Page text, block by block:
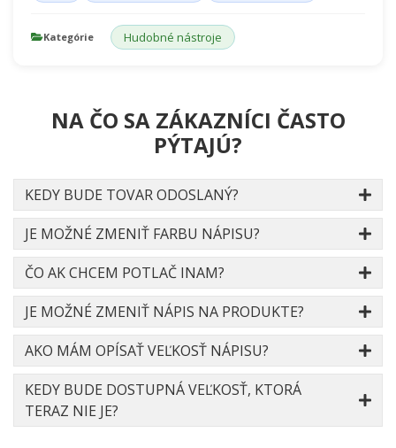
Kategórie Hudobné nástroje
NA ČO SA ZÁKAZNÍCI ČASTO
PÝTAJÚ?
KEDY BUDE TOVAR ODOSLANÝ?
JE MOŽNÉ ZMENIŤ FARBU NÁPISU?
ČO AK CHCEM POTLAČ INAM?
JE MOŽNÉ ZMENIŤ NÁPIS NA PRODUKTE?
AKO MÁM OPÍSAŤ VEĽKOSŤ NÁPISU?
KEDY BUDE DOSTUPNÁ VEĽKOSŤ, KTORÁ
TERAZ NIE JE?